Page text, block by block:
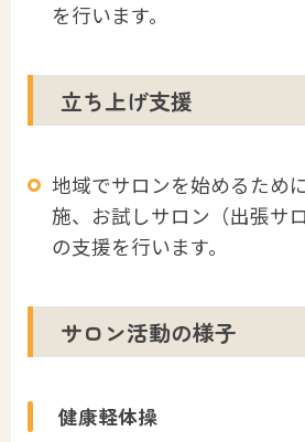
を行います。
立ち上げ支援
地域でサロンを始めるため
施、お試しサロン（出張サ
の支援を行います。
サロン活動の様子
健康軽体操